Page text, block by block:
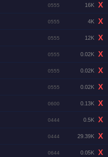
0555 16K
X
0555 4K
X
0555 12K
X
0555 0.02K
X
0555 0.02K
X
0555 0.02K
X
0600 0.13K
X
0444 0.5K
X
0444 29.39K
X
0644 0.05K
X